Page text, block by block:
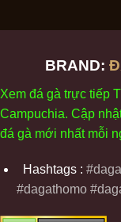
BRAND:
Xem đá gà trực tiếp
Campuchia. Cập
đá gà mới nhất mỗi
Hashtags :
#dagathomo